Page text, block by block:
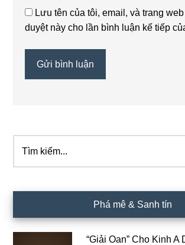
Lưu tên của tôi, email, và trang
duyệt này cho lần bình luận kế tiếp
Sidebar
chính
kiếm...
Phá mê & Sanh tín
“Giải Oan” Cho Kinh A